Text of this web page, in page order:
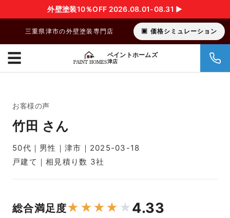
外壁塗装10％OFF 2026.08.01-08.31 ▶︎
三重県津市の外壁塗装専門店 価格シミュレーション
ペイントホームズ
津店
☰
お客様の声
竹田 さん
50代｜男性｜津市｜2025-03-18
戸建て｜相見積り数 3社
総合満足度★ ★★★ ★ 4.33